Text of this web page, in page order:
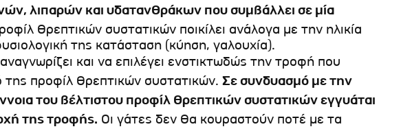
λιπαρών και υδατανθράκων που συμβάλλει σε μία
θρεπτικών συστατικών ποικίλει ανάλογα με την ηλικία
της κατάσταση (κύηση, γαλουχία).
και να επιλέγει ενστικτωδώς την τροφή που
της προφίλ θρεπτικών συστατικών. Σε συνδυασμό με την
του βέλτιστου προφίλ θρεπτικών συστατικών εγγυάται
της τροφής. Οι γάτες δεν θα κουραστούν ποτέ με τα